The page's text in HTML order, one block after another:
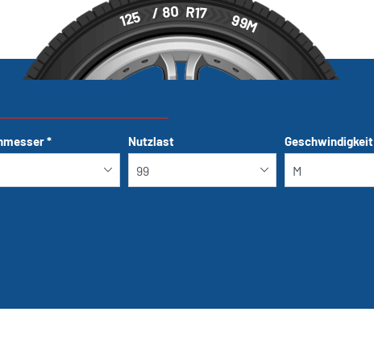
125 / 80 R17 99M
* Nutzlast Geschwindigkeit